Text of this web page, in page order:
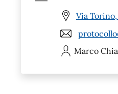
Via
Marco